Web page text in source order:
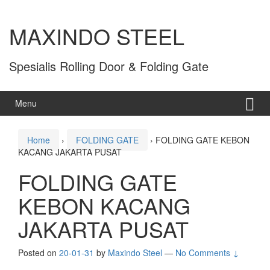
MAXINDO STEEL
Spesialis Rolling Door & Folding Gate
Menu
Home › FOLDING GATE › FOLDING GATE KEBON
KACANG JAKARTA PUSAT
FOLDING GATE
KEBON KACANG
JAKARTA PUSAT
Posted on 20-01-31 by Maxindo Steel — No Comments ↓